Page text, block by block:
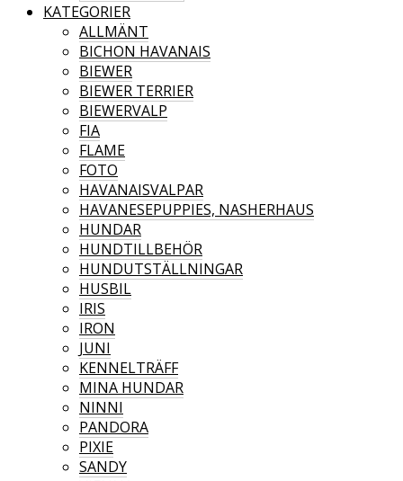
KATEGORIER
ALLMÄNT
BICHON HAVANAIS
BIEWER
BIEWER TERRIER
BIEWERVALP
FIA
FLAME
FOTO
HAVANAISVALPAR
HAVANESEPUPPIES, NASHERHAUS
HUNDAR
HUNDTILLBEHÖR
HUNDUTSTÄLLNINGAR
HUSBIL
IRIS
IRON
JUNI
KENNELTRÄFF
MINA HUNDAR
NINNI
PANDORA
PIXIE
SANDY